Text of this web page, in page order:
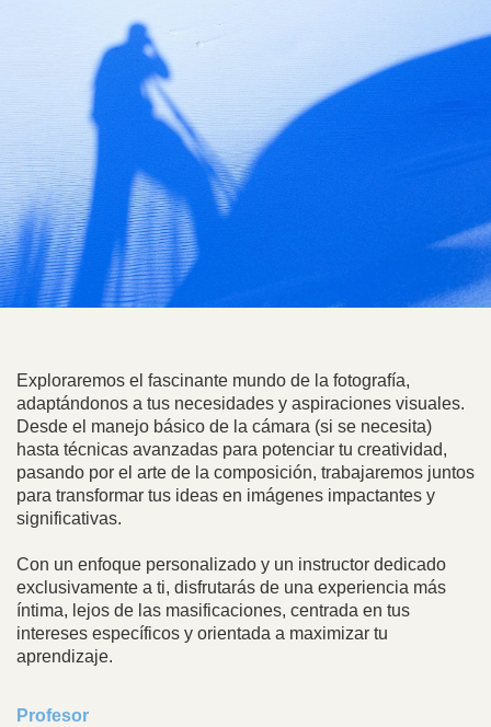
Exploraremos el fascinante mundo de la fotografía,
adaptándonos a tus necesidades y aspiraciones visuales.
Desde el manejo básico de la cámara (si se necesita)
hasta técnicas avanzadas para potenciar tu creatividad,
pasando por el arte de la composición, trabajaremos juntos
para transformar tus ideas en imágenes impactantes y
significativas.
Con un enfoque personalizado y un instructor dedicado
exclusivamente a ti, disfrutarás de una experiencia más
íntima, lejos de las masificaciones, centrada en tus
intereses específicos y orientada a maximizar tu
aprendizaje.
Profesor